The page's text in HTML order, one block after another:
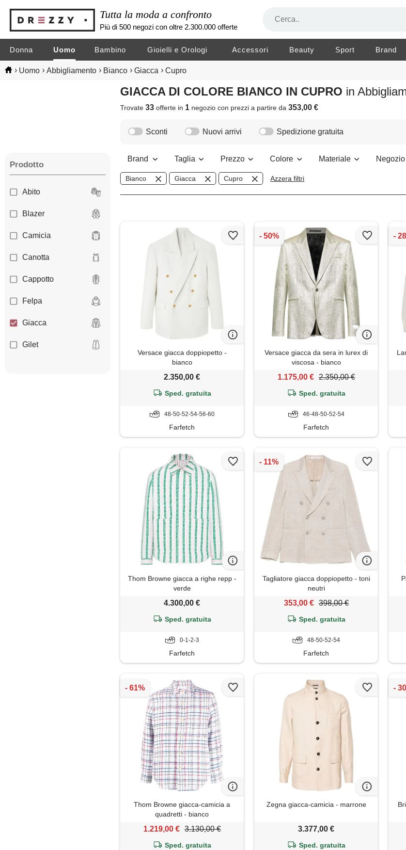
Tutta la moda a confronto
Più di 500 negozi con oltre 2.300.000 offerte
Donna Uomo Bambino Gioielli e Orologi Accessori Beauty Sport Brand
› Uomo › Abbigliamento › Bianco › Giacca › Cupro
GIACCA DI COLORE BIANCO IN CUPRO in
Trovate33 offerte in 1 negoziocon prezzi a partire da353,00 €
Prodotto
Abito
Blazer
Camicia
Canotta
Cappotto
Felpa
Giacca
Gilet
Sconti Nuovi arrivi Spedizione gratuita
Brand Taglia Prezzo Colore Materiale Negozio
Bianco Giacca Cupro Azzera filtri
Versace giacca doppiopetto -
bianco
2.350,00 €
Sped. gratuita
48-50-52-54-56-60
Farfetch
Versace giacca da sera in lurex di
viscosa - bianco
1.175,00 € 2.350,00 €
Sped. gratuita
46-48-50-52-54
Farfetch
Thom Browne giacca a righe repp -
verde
4.300,00 €
Sped. gratuita
0-1-2-3
Farfetch
Tagliatore giacca doppiopetto - toni
neutri
353,00 € 398,00 €
Sped. gratuita
48-50-52-54
Farfetch
Thom Browne giacca-camicia a
quadretti - bianco
1.219,00 € 3.130,00 €
Sped. gratuita
Zegna giacca-camicia - marrone
3.377,00 €
Sped. gratuita